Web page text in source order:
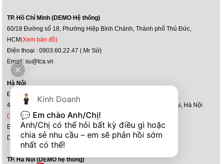
TP. Hồ Chí Minh (DEMO Hệ thống)
60/18 Đường số 18, Phường Hiệp Bình Chánh, Thành phố Thủ Đức,
HCM(Xem bản đồ)
Điện thoại : 0903.60.22.47 ( Mr Sử)
Email: su@tca.vn
Hà Nội
Điện thoại : (024) 36 36 60 60
47-51, Louis XI, kđt mới Hoàng Văn Thụ, P.Yên Sở, Q.Hoàng Mai, Hà Nội
(Xem bản đồ)
Email: kd@tca.vn
Di động :0903.292.297
TP. Hà Nội (DEMO hệ thống)
Kinh Doanh
💬 Em chào Anh/Chị!
Anh/Chị có thể hỏi bất kỳ điều gì hoặc
chia sẻ nhu cầu – em sẽ phản hồi sớm
nhất có thể!